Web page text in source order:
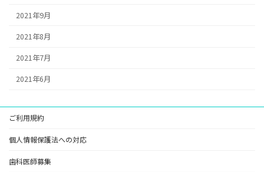
2021年9月
2021年8月
2021年7月
2021年6月
ご利用規約
個人情報保護法への対応
歯科医師募集